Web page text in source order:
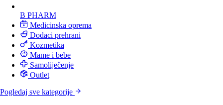
B PHARM
Medicinska oprema
Dodaci prehrani
Kozmetika
Mame i bebe
Samoliječenje
Outlet
Pogledaj sve kategorije